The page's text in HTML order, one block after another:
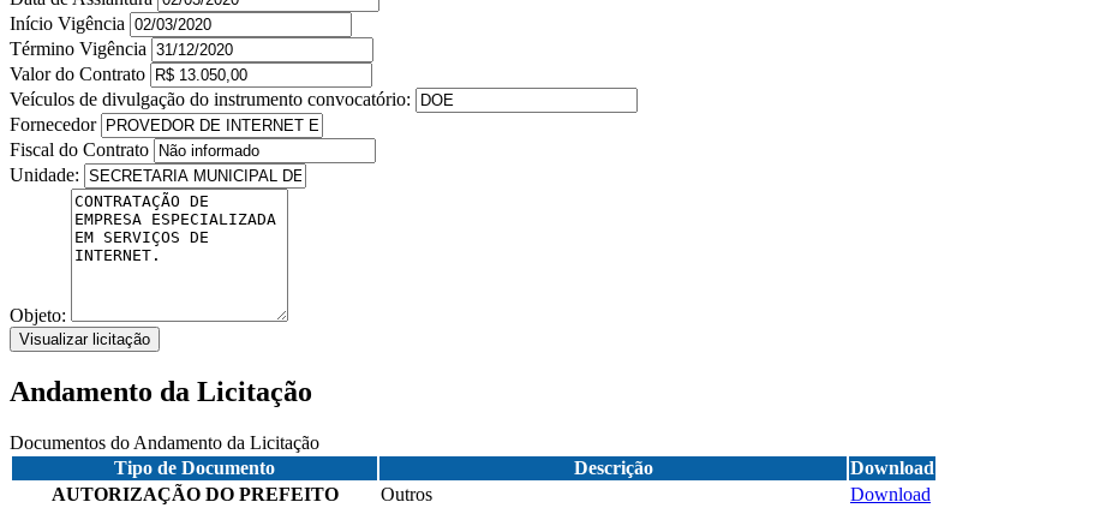
Início Vigência
Término Vigência
Valor do Contrato
Veículos de divulgação do instrumento convocatório:
Fornecedor
Fiscal do Contrato
Unidade:
Objeto:
Visualizar licitação
Andamento da Licitação
Documentos do Andamento da Licitação
Tipo de Documento
Descrição
Download
AUTORIZAÇÃO DO PREFEITO
Outros
Download